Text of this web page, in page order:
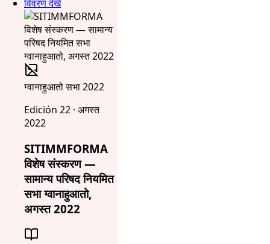
विवरण देखें
ग्वानाहुआतो सभा 2022
Edición 22 · अगस्त
2022
SITIMMFORMA
विशेष संस्करण —
सामान्य परिषद नियमित
सभा ग्वानाहुआतो,
अगस्त 2022